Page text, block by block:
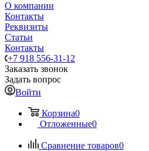
О компании
Контакты
Реквизиты
Статьи
Контакты
+7 918 556-31-12
Заказать звонок
Задать вопрос
Войти
Корзина0
Отложенные0
Сравнение товаров0